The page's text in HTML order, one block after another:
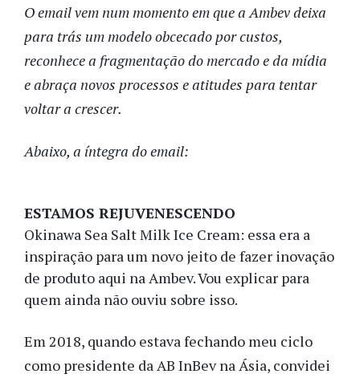
O email vem num momento em que a Ambev deixa
para trás um modelo obcecado por custos,
reconhece a fragmentação do mercado e da mídia
e abraça novos processos e atitudes para tentar
voltar a crescer.
Abaixo, a íntegra do email:
ESTAMOS REJUVENESCENDO
Okinawa Sea Salt Milk Ice Cream: essa era a
inspiração para um novo jeito de fazer inovação
de produto aqui na Ambev. Vou explicar para
quem ainda não ouviu sobre isso.
Em 2018, quando estava fechando meu ciclo
como presidente da AB InBev na Ásia, convidei